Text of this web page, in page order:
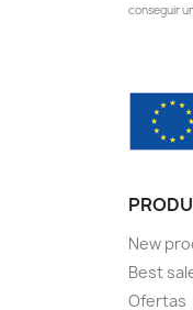
conseguir
New
Best
Ofertas